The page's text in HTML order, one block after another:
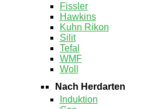
Fissler
Hawkins
Kuhn Rikon
Silit
Tefal
WMF
Woll
Nach Herdarten
Induktion